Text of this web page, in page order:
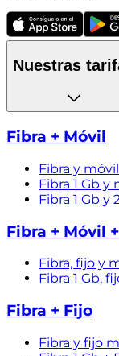
Nuestras
Fibra + Móvil
Fibra y
Fibra 1 Gb
Fibra 1 Gb
Fibra + Móvil
Fibra, fijo y
Fibra 1 Gb,
Fibra + Fijo
Fibra y fijo